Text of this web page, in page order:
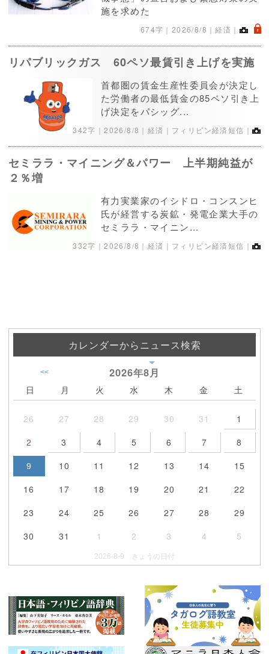
施を求めた
674字｜ 2026/8/8 ｜経済｜ .
リパブリックガス 60ペソ最賃引き上げを実施
首都圏の賃金生産性委員会が決定し
た労働者の最低賃金の85ペソ引き上
げ決定をパシッグ...
342字｜2026/8/8 ｜経済｜フィリピン経済短信｜
セミララ・マイニング＆パワー 上半期純益が
２％増
有力実業家のイシドロ・コンスンヒ
氏が経営する炭鉱・発電企業大手の
セミララ・マイニン...
332字｜2026/8/8 ｜経済｜フィリピン経済短信｜
カレンダーからニュース検索
2026年8月
<<
日 月 火 水 木 金 土
26 27 28 29 30 31
1
2
3 4 5 6 7
8
9
10 11 12 13 14
15
16
17 18 19 20 21
22
23
24 25 26 27 28
29
30
31 1 2 3 4 5
2026-8-9 きょうの日付